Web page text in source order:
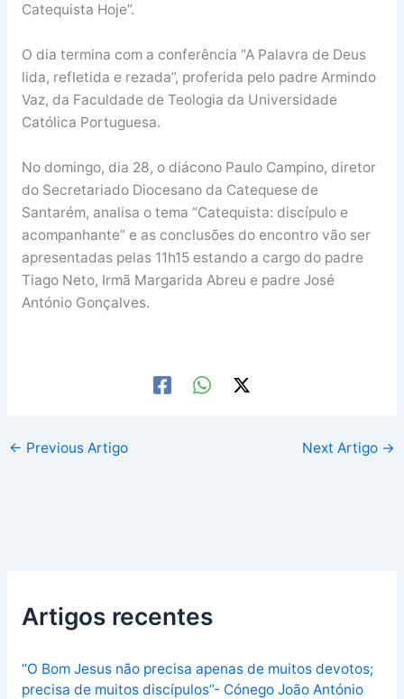
Catequista Hoje”.
O dia termina com a conferência “A Palavra de Deus
lida, refletida e rezada”, proferida pelo padre Armindo
Vaz, da Faculdade de Teologia da Universidade
Católica Portuguesa.
No domingo, dia 28, o diácono Paulo Campino, diretor
do Secretariado Diocesano da Catequese de
Santarém, analisa o tema “Catequista: discípulo e
acompanhante” e as conclusões do encontro vão ser
apresentadas pelas 11h15 estando a cargo do padre
Tiago Neto, Irmã Margarida Abreu e padre José
António Gonçalves.
← Previous Artigo Next Artigo →
Artigos recentes
“O Bom Jesus não precisa apenas de muitos devotos;
precisa de muitos discípulos”- Cónego João António